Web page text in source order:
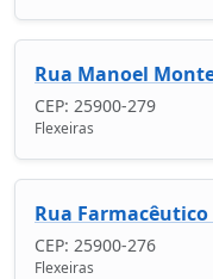
Rua Manoel
CEP: 25900-279
Flexeiras
Rua
CEP: 25900-276
Flexeiras